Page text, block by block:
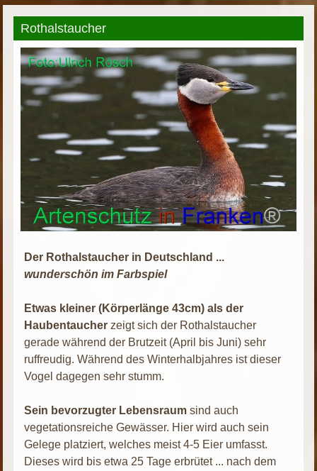
Rothalstaucher
Der Rothalstaucher in Deutschland ...
wunderschön im Farbspiel
Etwas kleiner (Körperlänge 43cm) als der
Haubentaucher zeigt sich der Rothalstaucher
gerade während der Brutzeit (April bis Juni) sehr
ruffreudig. Während des Winterhalbjahres ist dieser
Vogel dagegen sehr stumm.
Sein bevorzugter Lebensraumsind auch
vegetationsreiche Gewässer. Hier wird auch sein
Gelege platziert, welches meist 4-5 Eier umfasst.
Dieses wird bis etwa 25 Tage erbrütet ... nach dem